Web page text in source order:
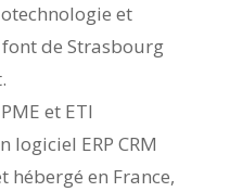
et
de Strasbourg
et ETI
logiciel ERP CRM
hébergé en France,